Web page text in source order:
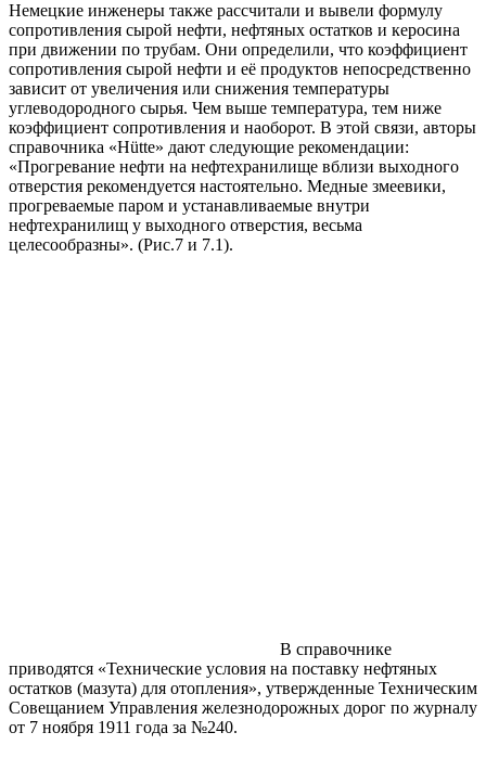
Немецкие инженеры также рассчитали и вывели формулу
сопротивления сырой нефти, нефтяных остатков и керосина
при движении по трубам. Они определили, что коэффициент
сопротивления сырой нефти и её продуктов непосредственно
зависит от увеличения или снижения температуры
углеводородного сырья. Чем выше температура, тем ниже
коэффициент сопротивления и наоборот. В этой связи, авторы
справочника «Hütte» дают следующие рекомендации:
«Прогревание нефти на нефтехранилище вблизи выходного
отверстия рекомендуется настоятельно. Медные змеевики,
прогреваемые паром и устанавливаемые внутри
нефтехранилищ у выходного отверстия, весьма
целесообразны». (Рис.7 и 7.1).
В справочнике
приводятся «Технические условия на поставку нефтяных
остатков (мазута) для отопления», утвержденные Техническим
Совещанием Управления железнодорожных дорог по журналу
от 7 ноября 1911 года за №240.